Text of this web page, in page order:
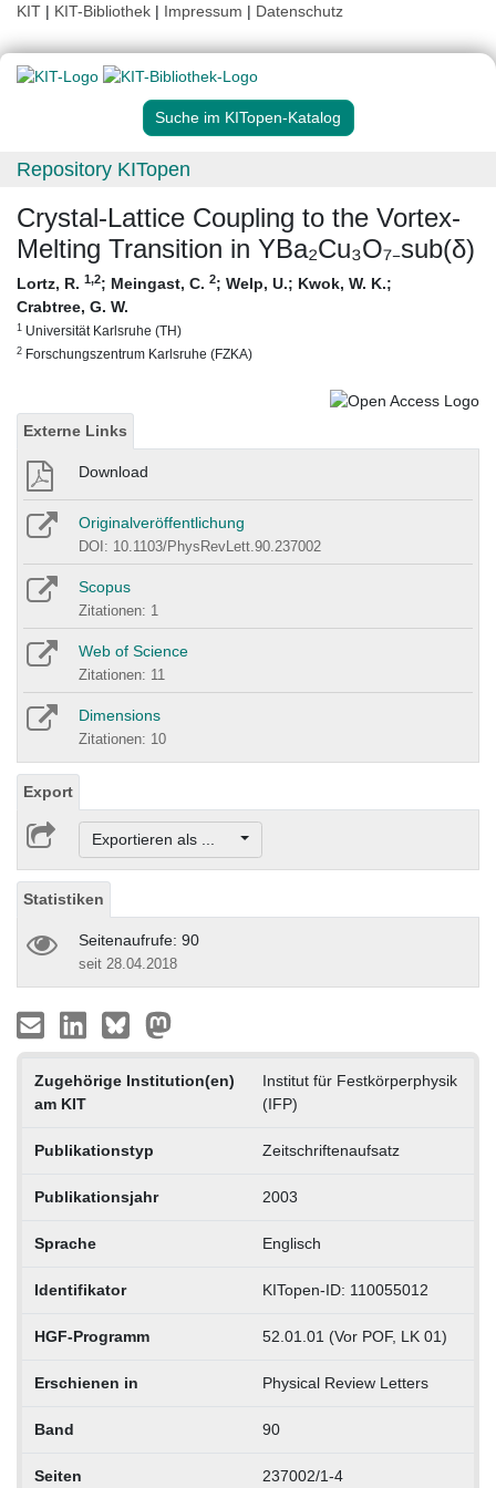
KIT | KIT-Bibliothek | Impressum | Datenschutz
Suche im KITopen-Katalog
Repository KITopen
Crystal-Lattice Coupling to the Vortex-
Melting Transition in YBa₂Cu₃O₇₋sub(δ)
Lortz, R. 1,2; Meingast, C. 2; Welp, U.; Kwok, W. K.;
Crabtree, G. W.
1 Universität Karlsruhe (TH)
2 Forschungszentrum Karlsruhe (FZKA)
Externe Links
Download
Originalveröffentlichung
DOI: 10.1103/PhysRevLett.90.237002
Scopus
Zitationen: 1
Web of Science
Zitationen: 11
Dimensions
Zitationen: 10
Export
Exportieren als ...
Statistiken
Seitenaufrufe: 90
seit 28.04.2018
Zugehörige Institution(en)
am KIT
Institut für Festkörperphysik
(IFP)
Publikationstyp Zeitschriftenaufsatz
Publikationsjahr 2003
Sprache Englisch
Identifikator KITopen-ID: 110055012
HGF-Programm 52.01.01 (Vor POF, LK 01)
Erschienen in Physical Review Letters
Band 90
Seiten 237002/1-4